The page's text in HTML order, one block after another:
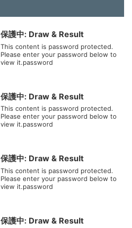
保護中: Draw & Result
This content is password protected.
Please enter your password below to
view it.password
保護中: Draw & Result
This content is password protected.
Please enter your password below to
view it.password
保護中: Draw & Result
This content is password protected.
Please enter your password below to
view it.password
保護中: Draw & Result